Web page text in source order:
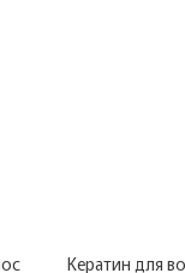
Кератин для